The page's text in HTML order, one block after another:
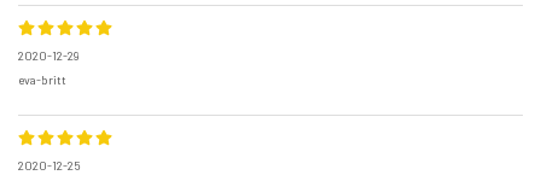
2020-12-29
eva-britt
2020-12-25